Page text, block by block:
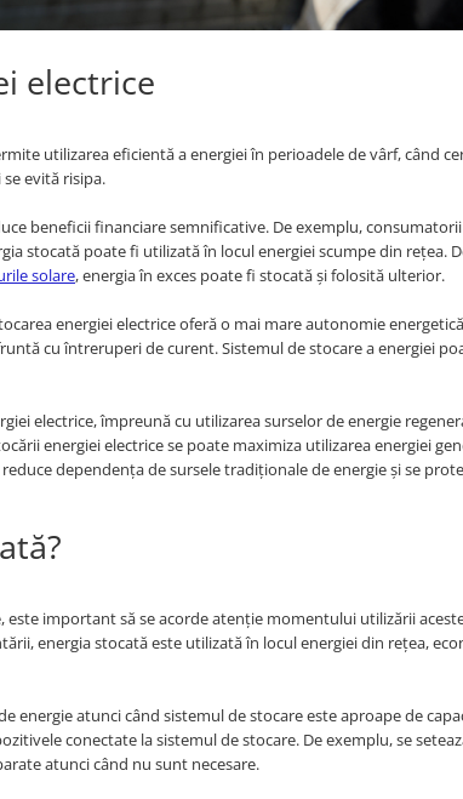
electrice
utilizarea eficientă a energiei în perioadele de vârf, când
evită risipa.
beneficii financiare semnificative. De exemplu,
stocată poate fi utilizată în locul energiei scumpe din rețea.
solare, energia în exces poate fi stocată și folosită ulterior.
energiei electrice oferă o mai mare autonomie
cu întreruperi de curent. Sistemul de stocare a energiei
electrice, împreună cu utilizarea surselor de energie
energiei electrice se poate maximiza utilizarea energiei
dependența de sursele tradiționale de energie și se
important să se acorde atenție momentului utilizării
energia stocată este utilizată în locul energiei din rețea,
energie atunci când sistemul de stocare este aproape de
conectate la sistemul de stocare. De exemplu, se
atunci când nu sunt necesare.